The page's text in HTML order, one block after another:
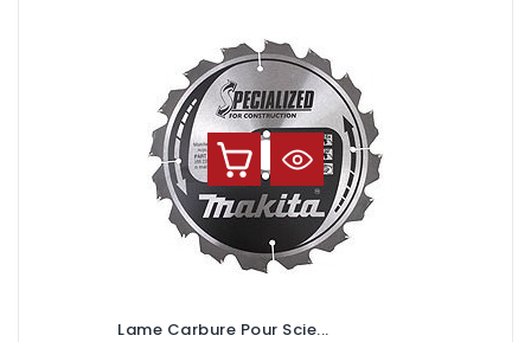
Lame Carbure Pour Scie...